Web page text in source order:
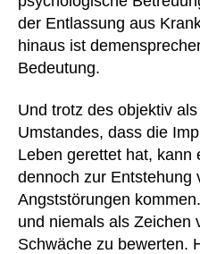
der Entlassung aus
hinaus ist
Bedeutung.
Und trotz des objektiv
Umstandes, dass die
Leben gerettet hat, kann
dennoch zur Entstehung
Angststörungen
und niemals als Zeichen
Schwäche zu bewerten.